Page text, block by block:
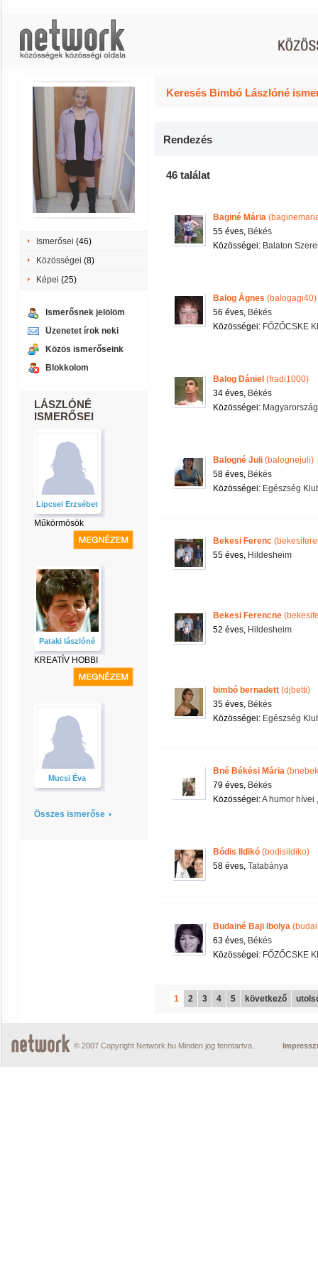
Ismerősei (46)
Közösségei (8)
Képei (25)
Ismerősnek jelölöm
Üzenetet írok neki
Közös ismerőseink
Blokkolom
LÁSZLÓNÉ
ISMERŐSEI
Lipcsei Erzsébet
Műkörmösök
Pataki lászlóné
KREATÍV HOBBI
Mucsi Éva
Összes ismerőse
Keresés Bimbó Lászlóné
Rendezés
46 találat
Baginé Mária
55 éves, Békés
Közösségei: Balaton
Balog Ágnes (balogagi40)
56 éves, Békés
Közösségei: FŐZŐCSKE
Balog Dániel (fradi1000)
34 éves, Békés
Közösségei:
Balogné Juli (balognejuli)
58 éves, Békés
Közösségei: Egészség
Bekesi Ferenc
55 éves, Hildesheim
Bekesi Ferencne
52 éves, Hildesheim
bimbó bernadett (djbetti)
35 éves, Békés
Közösségei: Egészség
Bné Békési Mária
79 éves, Békés
Közösségei:A humor hívei
Bódis Ildikó (bodisildiko)
58 éves, Tatabánya
Budainé Baji Ibolya
63 éves, Békés
Közösségei: FŐZŐCSKE
1 2 3 4 5 következő
© 2007 Copyright Network.hu Minden jog fenntartva.